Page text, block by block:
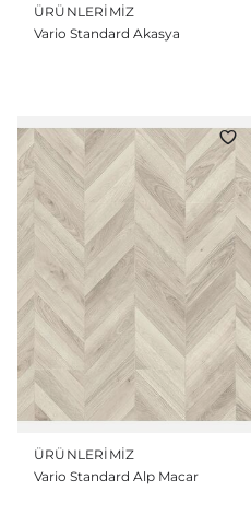
ÜRÜNLERIMIZ
Vario Standard Akasya
ÜRÜNLERIMIZ
Vario Standard Alp Macar